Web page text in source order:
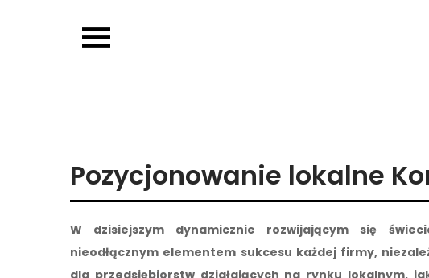
Pozycjonowanie lokalne
W dzisiejszym dynamicznie rozwijającym się
nieodłącznym elementem sukcesu każdej firmy,